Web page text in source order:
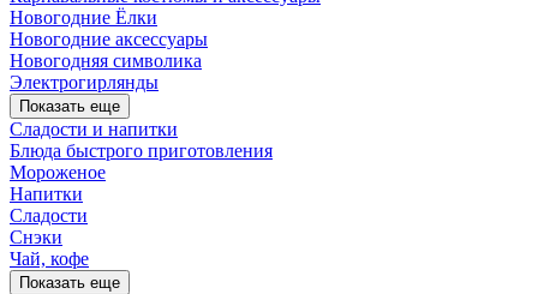
Новогодние Ёлки
Новогодние аксессуары
Новогодняя символика
Электрогирлянды
Показать еще
Сладости и напитки
Блюда быстрого приготовления
Мороженое
Напитки
Сладости
Снэки
Чай, кофе
Показать еще